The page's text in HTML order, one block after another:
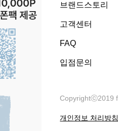
브랜드스토리
고객센터
FAQ
입점문의
Copyrightⓒ2019
개인정보 처리방침